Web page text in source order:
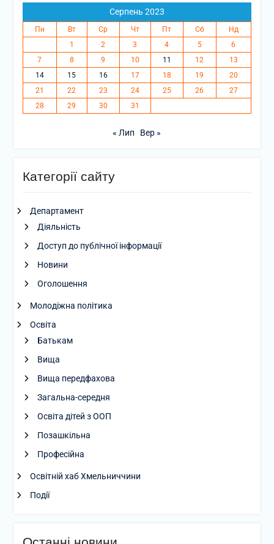
Серпень 2023
Пн Вт Ср Чт Пт Сб
Нд
1
2 3 4 5
6
7
8 9 10 11 12
13
14
15 16 17 18 19
20
21
22 23 24 25 26
27
28
29 30 31
« Лип Вер »
Категорії сайту
Департамент
Діяльність
Доступ до публічної інформації
Новини
Оголошення
Молодіжна політика
Освіта
Батькам
Вища
Вища передфахова
Загальна-середня
Освіта дітей з ООП
Позашкільна
Професійна
Освітній хаб Хмельниччини
Події